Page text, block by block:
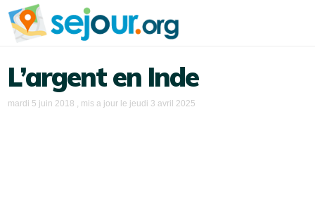
L’argent en Inde
mardi 5 juin 2018 , mis a jour le jeudi 3 avril 2025